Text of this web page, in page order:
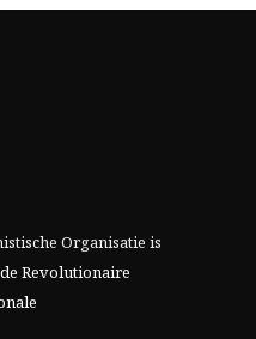
Organisatie is
de Revolutionaire